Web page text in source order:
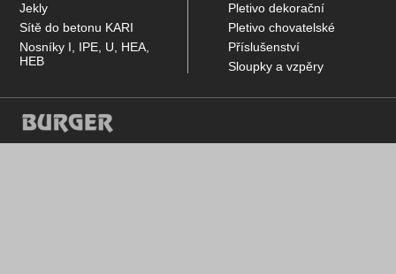
Jekly
Sítě do betonu KARI
Nosníky I, IPE, U, HEA,
HEB
Pletivo dekorační
Pletivo chovatelské
Příslušenství
Sloupky a vzpěry